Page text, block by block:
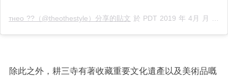
тнeo ??（@theothestyle）分享的貼文 於 PDT 2019 年 4月 月 5 日 上午 4:18
除此之外，耕三寺有著收藏重要文化遺產以及美術品嘅